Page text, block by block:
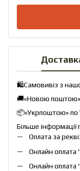
🛍️Самовивіз з
🚚«Новою поштою»
📦«Укрпоштою» по
Більше інформації
Оплата за
Онлайн оплата "
Онлайн оплата "